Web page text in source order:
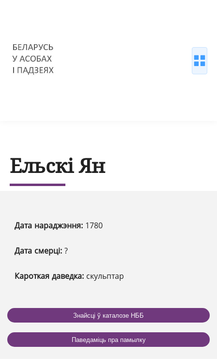
Ельскі Ян
Дата нараджэння: 1780
Дата смерці: ?
Кароткая даведка: скульптар
Знайсці ў каталозе НББ
Паведаміць пра памылку